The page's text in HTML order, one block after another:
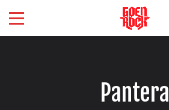
Pantera